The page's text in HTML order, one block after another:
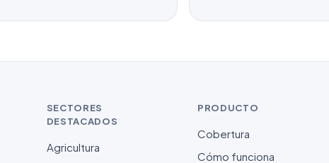
SECTORES
DESTACADOS
Agricultura
PRODUCTO
Cobertura
Cómo funciona